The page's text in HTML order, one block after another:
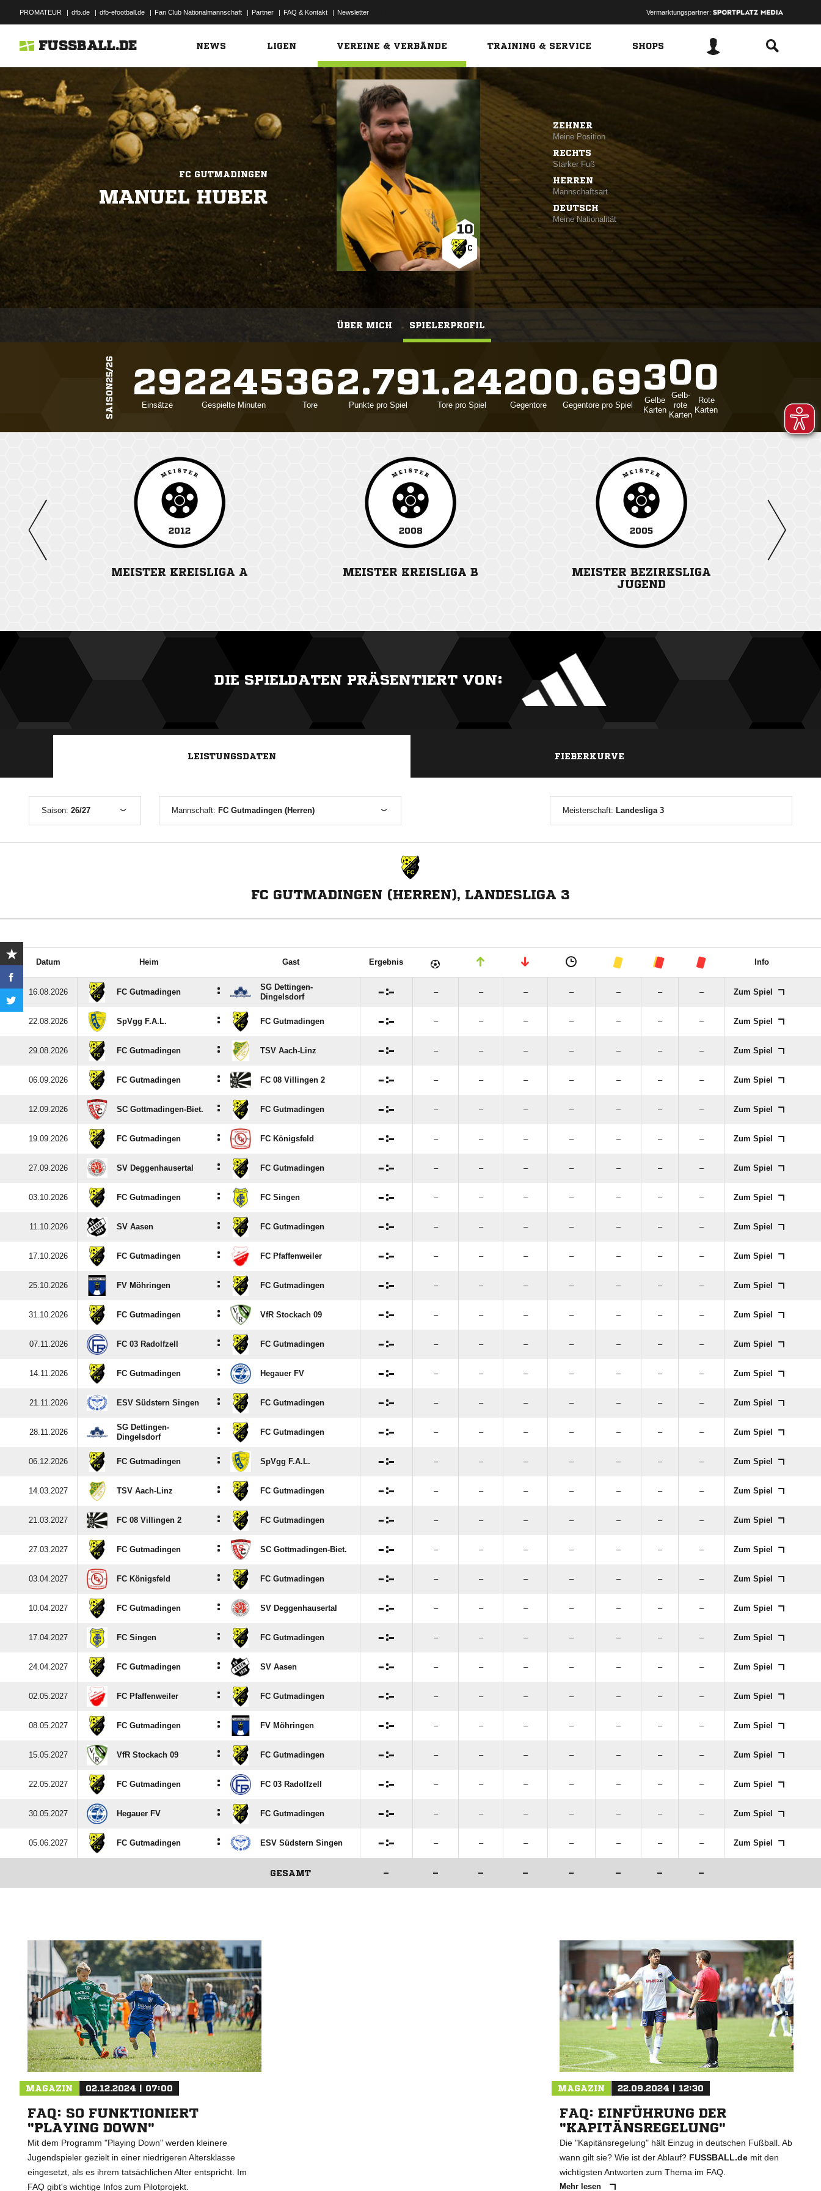
PROMATEUR | dfb.de | dfb-efootball.de | Fan Club Nationalmannschaft | Partner | FAQ & Kontakt | Newsletter Vermarktungspartner:
FUSSBALL.DE NEWS LIGEN VEREINE & VERBÄNDE TRAINING & SERVICE SHOPS
ÜBER MICH SPIELERPROFIL
FC GUTMADINGEN
MANUEL HUBER
10
C
ZEHNER
Meine Position
RECHTS
Starker Fuß
HERREN
Mannschaftsart
DEUTSCH
Meine Nationalität
SAISON25/26 29
Einsätze
2245
Gespielte Minuten
36
Tore
2.79
Punkte pro Spiel
1.24
Tore pro Spiel
20
Gegentore
0.69
Gegentore pro Spiel
3
Gelbe
Karten
0
Gelb-
rote
Karten
0
Rote
Karten
2012
MEISTER KREISLIGA A
2008
MEISTER KREISLIGA B
2005
MEISTER BEZIRKSLIGA
JUGEND
DIE SPIELDATEN PRÄSENTIERT VON:
LEISTUNGSDATEN FIEBERKURVE
Saison: 26/27 Mannschaft: FC Gutmadingen (Herren) Meisterschaft: Landesliga 3
FC GUTMADINGEN (HERREN), LANDESLIGA 3
Datum Heim Gast Ergebnis Info
16.08.2026 FC Gutmadingen :
SG Dettingen-
Dingelsdorf
: – – – – – – – Zum Spiel
22.08.2026 SpVgg F.A.L. : FC Gutmadingen : – – – – – – – Zum Spiel
29.08.2026 FC Gutmadingen : TSV Aach-Linz : – – – – – – – Zum Spiel
06.09.2026 FC Gutmadingen : FC 08 Villingen 2 : – – – – – – – Zum Spiel
12.09.2026 SC Gottmadingen-Biet. : FC Gutmadingen : – – – – – – – Zum Spiel
19.09.2026 FC Gutmadingen : FC Königsfeld : – – – – – – – Zum Spiel
27.09.2026 SV Deggenhausertal : FC Gutmadingen : – – – – – – – Zum Spiel
03.10.2026 FC Gutmadingen : FC Singen : – – – – – – – Zum Spiel
11.10.2026 SV Aasen : FC Gutmadingen : – – – – – – – Zum Spiel
17.10.2026 FC Gutmadingen : FC Pfaffenweiler : – – – – – – – Zum Spiel
25.10.2026 FV Möhringen : FC Gutmadingen : – – – – – – – Zum Spiel
31.10.2026 FC Gutmadingen : VfR Stockach 09 : – – – – – – – Zum Spiel
07.11.2026 FC 03 Radolfzell : FC Gutmadingen : – – – – – – – Zum Spiel
14.11.2026 FC Gutmadingen : Hegauer FV : – – – – – – – Zum Spiel
21.11.2026 ESV Südstern Singen : FC Gutmadingen : – – – – – – – Zum Spiel
28.11.2026
SG Dettingen-
Dingelsdorf
: FC Gutmadingen : – – – – – – – Zum Spiel
06.12.2026 FC Gutmadingen : SpVgg F.A.L. : – – – – – – – Zum Spiel
14.03.2027 TSV Aach-Linz : FC Gutmadingen : – – – – – – – Zum Spiel
21.03.2027 FC 08 Villingen 2 : FC Gutmadingen : – – – – – – – Zum Spiel
27.03.2027 FC Gutmadingen : SC Gottmadingen-Biet. : – – – – – – – Zum Spiel
03.04.2027 FC Königsfeld : FC Gutmadingen : – – – – – – – Zum Spiel
10.04.2027 FC Gutmadingen : SV Deggenhausertal : – – – – – – – Zum Spiel
17.04.2027 FC Singen : FC Gutmadingen : – – – – – – – Zum Spiel
24.04.2027 FC Gutmadingen : SV Aasen : – – – – – – – Zum Spiel
02.05.2027 FC Pfaffenweiler : FC Gutmadingen : – – – – – – – Zum Spiel
08.05.2027 FC Gutmadingen : FV Möhringen : – – – – – – – Zum Spiel
15.05.2027 VfR Stockach 09 : FC Gutmadingen : – – – – – – – Zum Spiel
22.05.2027 FC Gutmadingen : FC 03 Radolfzell : – – – – – – – Zum Spiel
30.05.2027 Hegauer FV : FC Gutmadingen : – – – – – – – Zum Spiel
05.06.2027 FC Gutmadingen : ESV Südstern Singen : – – – – – – – Zum Spiel
GESAMT – – – – – – – –
MAGAZIN 02.12.2024 | 07:00
FAQ: SO FUNKTIONIERT
"PLAYING DOWN"
Mit dem Programm "Playing Down" werden kleinere
Jugendspieler gezielt in einer niedrigeren Altersklasse
eingesetzt, als es ihrem tatsächlichen Alter entspricht. Im
FAQ gibt's wichtige Infos zum Pilotprojekt.
MAGAZIN 22.09.2024 | 12:30
FAQ: EINFÜHRUNG DER
"KAPITÄNSREGELUNG"
Die "Kapitänsregelung" hält Einzug in deutschen Fußball. Ab
wann gilt sie? Wie ist der Ablauf? FUSSBALL.de mit den
wichtigsten Antworten zum Thema im FAQ.
Mehr lesen